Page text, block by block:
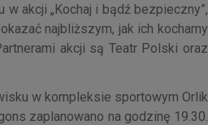
akcji „Kochaj i bądź bezpieczny”,
najbliższym, jak ich kochamy
akcji są Teatr Polski oraz
w kompleksie sportowym Orlik
zaplanowano na godzinę 19.30.